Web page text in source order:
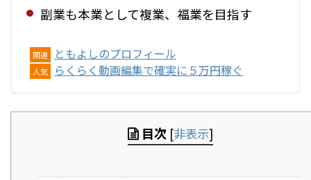
副業も本業として複業、福業を目指す
関連 ともよしのプロフィール
人気 らくらく動画編集で確実に５万円稼ぐ
目次 [非表示]